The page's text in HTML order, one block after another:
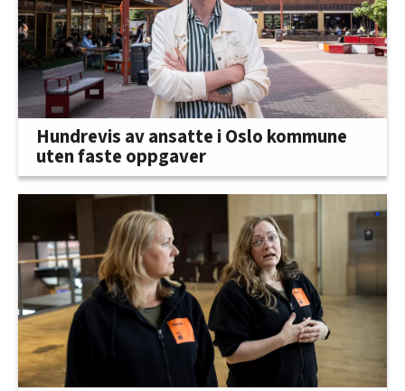
Hundrevis av ansatte i Oslo kommune
uten faste oppgaver